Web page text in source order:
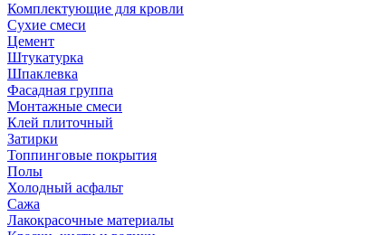
Комплектующие для кровли
Сухие смеси
Цемент
Штукатурка
Шпаклевка
Фасадная группа
Монтажные смеси
Клей плиточный
Затирки
Топпинговые покрытия
Полы
Холодный асфальт
Сажа
Лакокрасочные материалы